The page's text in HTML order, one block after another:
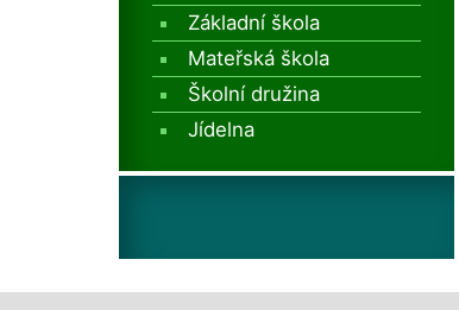
Základní škola
Mateřská škola
Školní družina
Jídelna